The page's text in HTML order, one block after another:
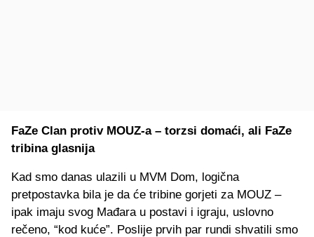
FaZe Clan protiv MOUZ-a – torzsi domaći, ali FaZe
tribina glasnija
Kad smo danas ulazili u MVM Dom, logična
pretpostavka bila je da će tribine gorjeti za MOUZ –
ipak imaju svog Mađara u postavi i igraju, uslovno
rečeno, “kod kuće”. Poslije prvih par rundi shvatili smo